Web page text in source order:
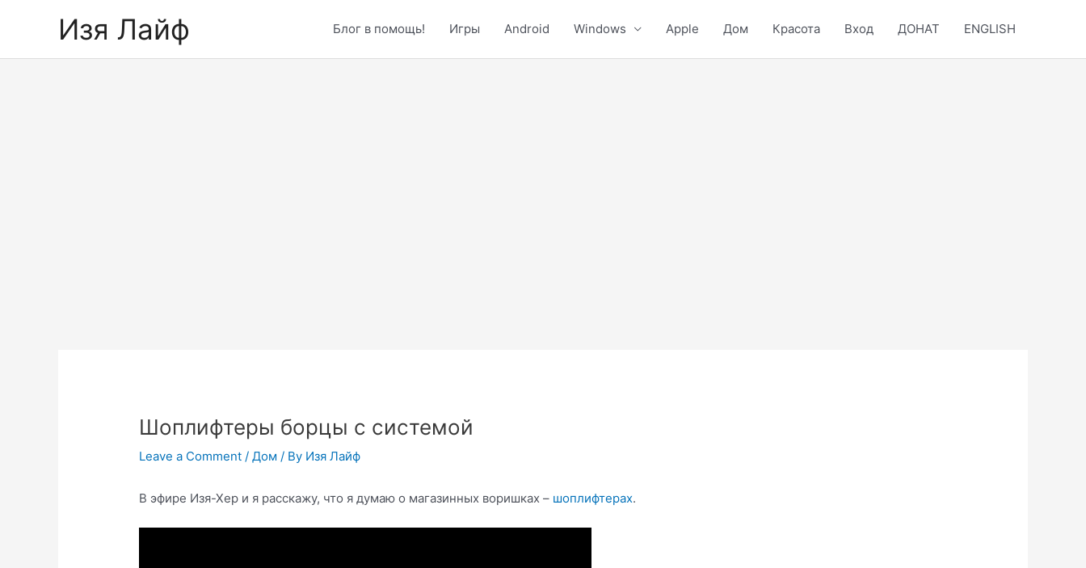
Изя Лайф Блог в помощь! Игры Android Windows Apple Дом Красота Вход ДОНАТ ENGLISH
Шоплифтеры борцы с системой
Leave a Comment /Дом / By Изя Лайф
В эфире Изя-Хер и я расскажу, что я думаю о магазинных воришках – шоплифтерах.